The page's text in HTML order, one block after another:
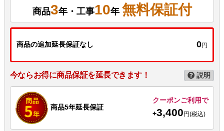
商品3年・工事10年 無料保証付
商品の追加延長保証なし 0円
今ならお得に商品保証を延長できます！ 説明
商品5年延長保証
クーポンご利用で
+3,400 円(税込)